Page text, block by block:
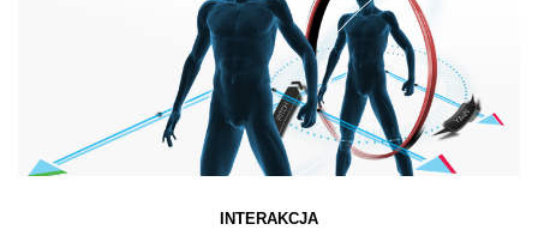
INTERAKCJA